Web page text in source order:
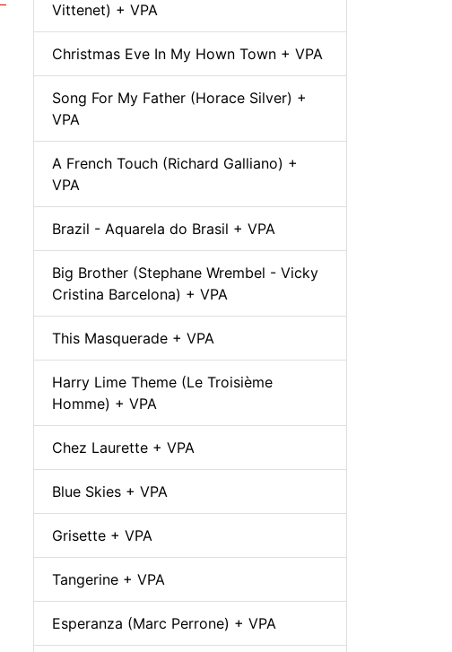
Vittenet) + VPA
Christmas Eve In My Hown Town + VPA
Song For My Father (Horace Silver) +
VPA
A French Touch (Richard Galliano) +
VPA
Brazil - Aquarela do Brasil + VPA
Big Brother (Stephane Wrembel - Vicky
Cristina Barcelona) + VPA
This Masquerade + VPA
Harry Lime Theme (Le Troisième
Homme) + VPA
Chez Laurette + VPA
Blue Skies + VPA
Grisette + VPA
Tangerine + VPA
Esperanza (Marc Perrone) + VPA